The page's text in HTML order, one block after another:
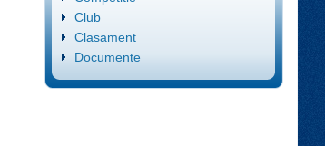
Club
Clasament
Documente